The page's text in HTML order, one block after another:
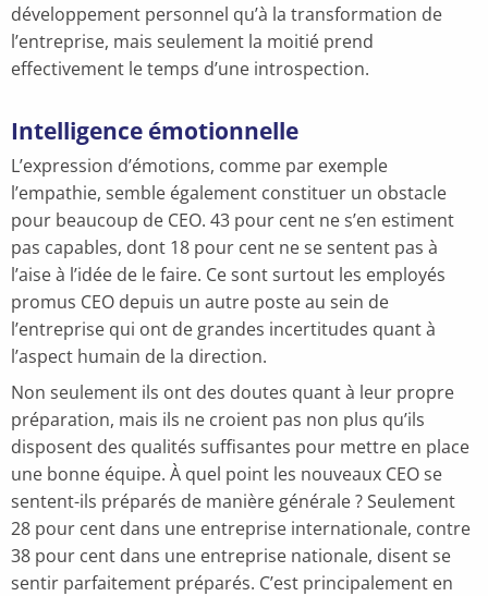
développement personnel qu’à la transformation de
l’entreprise, mais seulement la moitié prend
effectivement le temps d’une introspection.
Intelligence émotionnelle
L’expression d’émotions, comme par exemple
l’empathie, semble également constituer un obstacle
pour beaucoup de CEO. 43 pour cent ne s’en estiment
pas capables, dont 18 pour cent ne se sentent pas à
l’aise à l’idée de le faire. Ce sont surtout les employés
promus CEO depuis un autre poste au sein de
l’entreprise qui ont de grandes incertitudes quant à
l’aspect humain de la direction.
Non seulement ils ont des doutes quant à leur propre
préparation, mais ils ne croient pas non plus qu’ils
disposent des qualités suffisantes pour mettre en place
une bonne équipe. À quel point les nouveaux CEO se
sentent-ils préparés de manière générale ? Seulement
28 pour cent dans une entreprise internationale, contre
38 pour cent dans une entreprise nationale, disent se
sentir parfaitement préparés. C’est principalement en